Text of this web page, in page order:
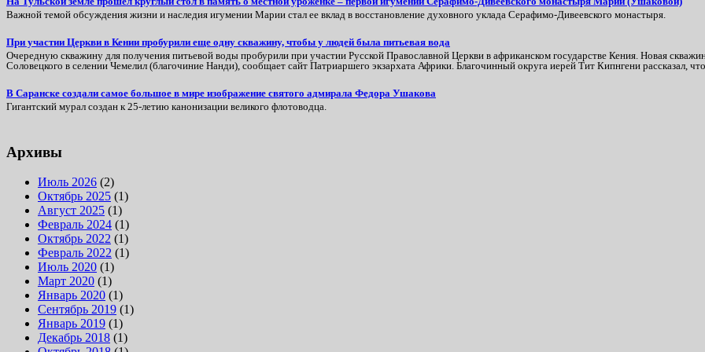
Важной темой обсуждения жизни и наследия игумении Марии стал ее вклад в восстановление духовного уклада Серафимо‑Дивеевского монастыря.
При участии Церкви в Кении пробурили еще одну скважину, чтобы у людей была питьевая вода
Очередную скважину для получения питьевой воды пробурили при участии Русской Православной Церкви в африканском государстве Кения. Новая
Соловецкого в селении Чемелил (благочиние Нанди), сообщает сайт Патриаршего экзархата Африки. Благочинный округа иерей Тит Кипнгени рассказал,
В Саранске создали самое большое в мире изображение святого адмирала Федора Ушакова
Гигантский мурал создан к 25-летию канонизации великого флотоводца.
Архивы
Июль 2026 (2)
Октябрь 2025 (1)
Август 2025 (1)
Февраль 2024 (1)
Октябрь 2022 (1)
Февраль 2022 (1)
Июль 2020 (1)
Март 2020 (1)
Январь 2020 (1)
Сентябрь 2019 (1)
Январь 2019 (1)
Декабрь 2018 (1)